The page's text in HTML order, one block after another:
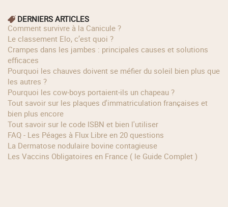
DERNIERS ARTICLES
Comment survivre à la Canicule ?
Le classement Elo, c’est quoi ?
Crampes dans les jambes : principales causes et solutions
efficaces
Pourquoi les chauves doivent se méfier du soleil bien plus que
les autres ?
Pourquoi les cow‑boys portaient‑ils un chapeau ?
Tout savoir sur les plaques d'immatriculation françaises et
bien plus encore
Tout savoir sur le code ISBN et bien l'utiliser
FAQ - Les Péages à Flux Libre en 20 questions
La Dermatose nodulaire bovine contagieuse
Les Vaccins Obligatoires en France ( le Guide Complet )